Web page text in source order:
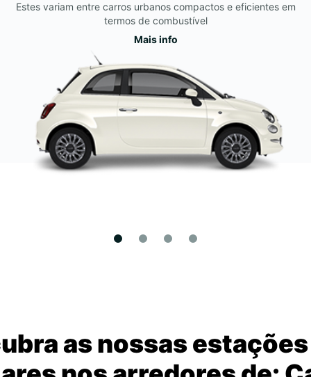
Estes variam entre carros urbanos compactos e eficientes em
termos de combustível
Mais info
as nossas